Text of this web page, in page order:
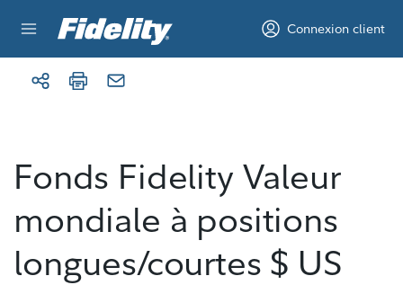
Connexion client
Fonds Fidelity Valeur
mondiale à positions
longues/courtes $ US